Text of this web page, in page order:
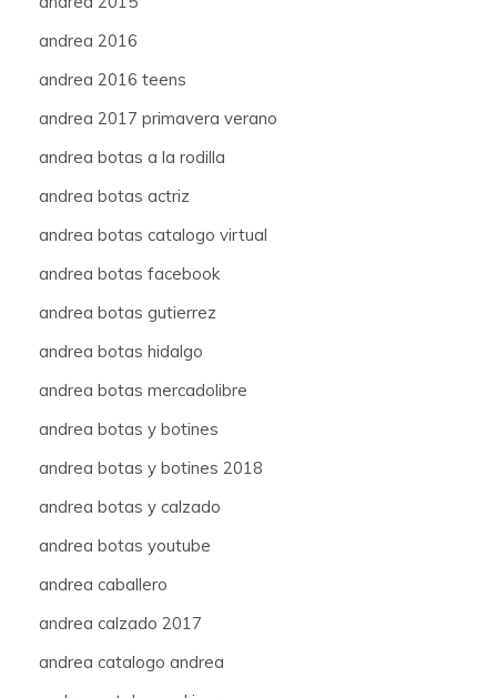
andrea 2016
andrea 2016 teens
andrea 2017 primavera verano
andrea botas a la rodilla
andrea botas actriz
andrea botas catalogo virtual
andrea botas facebook
andrea botas gutierrez
andrea botas hidalgo
andrea botas mercadolibre
andrea botas y botines
andrea botas y botines 2018
andrea botas y calzado
andrea botas youtube
andrea caballero
andrea calzado 2017
andrea catalogo andrea